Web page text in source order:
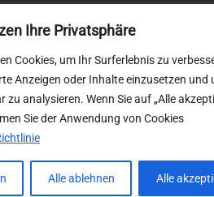
Ihre Privatsphäre
Cookies, um Ihr Surferlebnis zu
Anzeigen oder Inhalte einzusetzen und
zu analysieren. Wenn Sie auf „Alle
Sie der Anwendung von Cookies
Alle ablehnen Alle